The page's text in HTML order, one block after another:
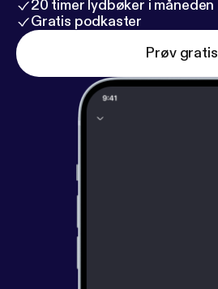
20 timer lydbøker i måneden
Gratis podkaster
Prøv gratis